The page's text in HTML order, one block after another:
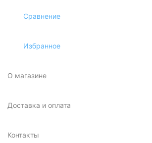
Сравнение
Избранное
О магазине
Доставка и оплата
Контакты